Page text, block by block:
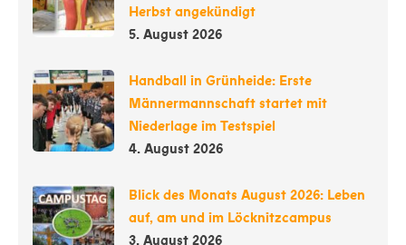
Herbst angekündigt
5. August 2026
Handball in Grünheide: Erste
Männermannschaft startet mit
Niederlage im Testspiel
4. August 2026
Blick des Monats August 2026: Leben
auf, am und im Löcknitzcampus
3. August 2026